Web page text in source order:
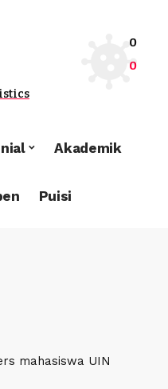
0
0
Akademik
Puisi
mahasiswa UIN